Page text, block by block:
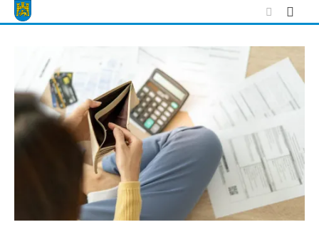
Skip
to